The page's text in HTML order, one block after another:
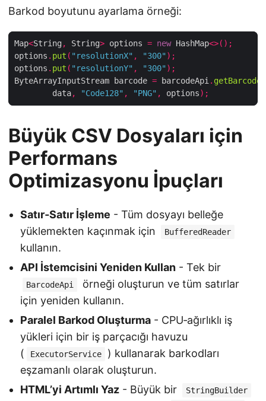
Barkod boyutunu ayarlama örneği:
Map<String , String> options = new HashMap<>();
options . put ( "resolutionX" , "300" );
options . put ( "resolutionY" , "300" );
ByteArrayInputStream barcode = barcodeApi .
        data
, "Code128" , "PNG" , options);
Büyük CSV Dosyaları için
Performans
Optimizasyonu İpuçları
Satır‑Satır İşleme - Tüm dosyayı belleğe
yüklemekten kaçınmak için
BufferedReader
kullanın.
API İstemcisini Yeniden Kullan - Tek bir
BarcodeApi
örneği oluşturun ve tüm satırlar
için yeniden kullanın.
Paralel Barkod Oluşturma - CPU‑ağırlıklı iş
yükleri için bir iş parçacığı havuzu
(
ExecutorService
) kullanarak barkodları
eşzamanlı olarak oluşturun.
HTML’yi Artımlı Yaz - Büyük bir StringBuilder